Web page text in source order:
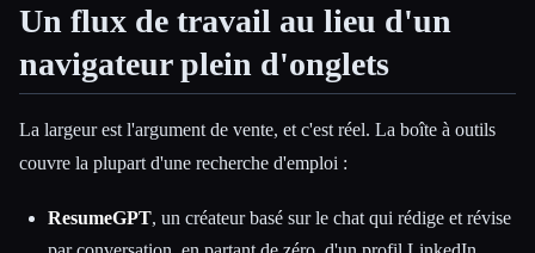
Un flux de travail au lieu d'un
navigateur plein d'onglets
La largeur est l'argument de vente, et c'est réel. La boîte à outils
couvre la plupart d'une recherche d'emploi :
ResumeGPT, un créateur basé sur le chat qui rédige et révise